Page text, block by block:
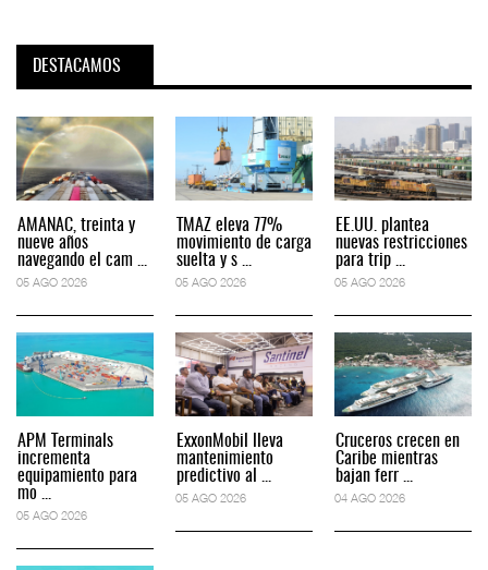
DESTACAMOS
AMANAC, treinta y
nueve años
navegando el cam ...
05 AGO 2026
APM Terminals
incrementa
equipamiento para
mo ...
05 AGO 2026
TMAZ eleva 77%
movimiento de carga
suelta y s ...
05 AGO 2026
ExxonMobil lleva
mantenimiento
predictivo al ...
05 AGO 2026
EE.UU. plantea
nuevas restricciones
para trip ...
05 AGO 2026
Cruceros crecen en
Caribe mientras
bajan ferr ...
04 AGO 2026